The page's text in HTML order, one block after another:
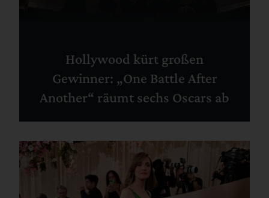
Hollywood kürt großen
Gewinner: „One Battle After
Another“ räumt sechs Oscars ab